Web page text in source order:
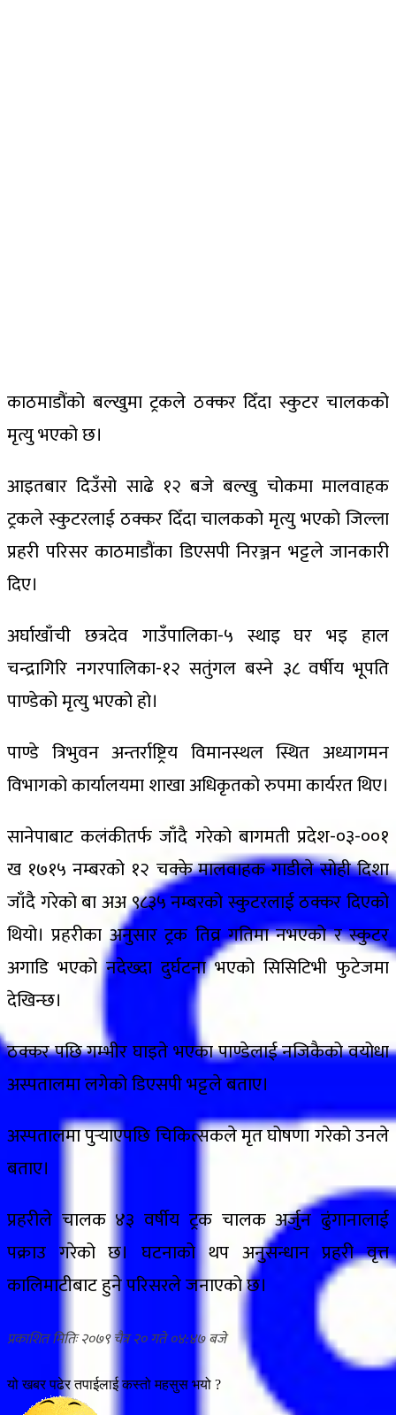
काठमाडौंको बल्खुमा ट्रकले ठक्कर दिँदा स्कुटर चालकको
मृत्यु भएको छ।
आइतबार दिउँसो साढे १२ बजे बल्खु चोकमा मालवाहक
ट्रकले स्कुटरलाई ठक्कर दिँदा चालकको मृत्यु भएको जिल्ला
प्रहरी परिसर काठमाडौंका डिएसपी निरञ्जन भट्टले जानकारी
दिए।
अर्घाखाँची छत्रदेव गाउँपालिका-५ स्थाइ घर भइ हाल
चन्द्रागिरि नगरपालिका-१२ सतुंगल बस्ने ३८ वर्षीय भूपति
पाण्डेको मृत्यु भएको हो।
पाण्डे त्रिभुवन अन्तर्राष्ट्रिय विमानस्थल स्थित अध्यागमन
विभागको कार्यालयमा शाखा अधिकृतको रुपमा कार्यरत थिए।
सानेपाबाट कलंकीतर्फ जाँदै गरेको बागमती प्रदेश-०३-००१
ख १७१५ नम्बरको १२ चक्के मालवाहक गाडीले सोही दिशा
जाँदै गरेको बा अअ ९८३५ नम्बरको स्कुटरलाई ठक्कर दिएको
थियो। प्रहरीका अनुसार ट्रक तिव्र गतिमा नभएको र स्कुटर
अगाडि भएको नदेख्दा दुर्घटना भएको सिसिटिभी फुटेजमा
देखिन्‍छ।
ठक्कर पछि गम्भीर घाइते भएका पाण्डेलाई नजिकैको वयोधा
अस्पतालमा लगेको डिएसपी भट्टले बताए।
अस्पतालमा पुर्‍याएपछि चिकित्सकले मृत घोषणा गरेको उनले
बताए।
प्रहरीले चालक ४३ वर्षीय ट्रक चालक अर्जुन ढुंगानालाई
पक्राउ गरेको छ। घटनाको थप अनुसन्धान प्रहरी वृत्त
कालिमाटीबाट हुने परिसरले जनाएको छ।
२०७९ चैत्र २० गते ०४:४७
यो खबर पढेर तपाईलाई कस्तो महसुस भयो ?